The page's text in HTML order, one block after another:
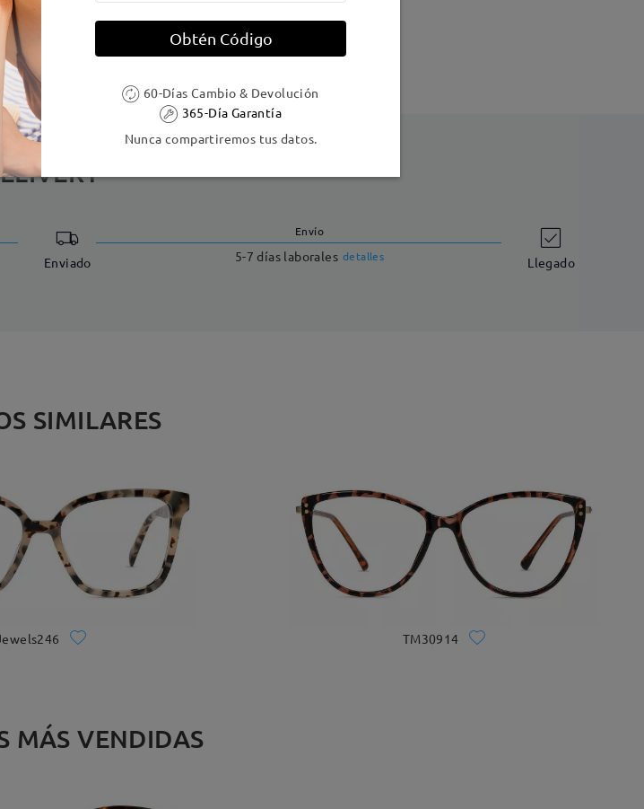
Material de la montura: Tr
Enviado
Envío
5-7 días laborales detalles Llegado
SIMILARES
TM30914
MÁS VENDIDAS
Obtén Código
60-Días Cambio & Devolución
365-Día Garantía
Nunca compartiremos tus datos.